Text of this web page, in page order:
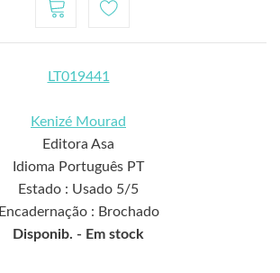
LT019441
Kenizé Mourad
Editora Asa
Idioma Português PT
Estado : Usado 5/5
Encadernação : Brochado
Disponib. - Em stock